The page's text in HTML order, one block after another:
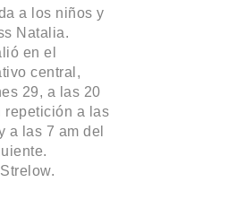
a los niños y
Natalia.
en el
central,
29, a las 20
repetición a las
a las 7 am del